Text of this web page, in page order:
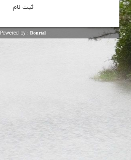
Powered by : Dourtal